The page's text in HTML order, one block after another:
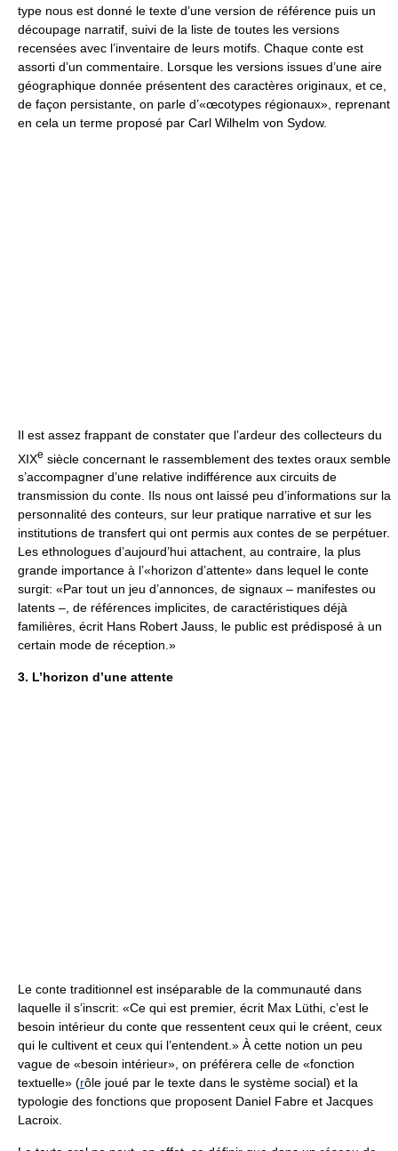
type nous est donné le texte d’une version de référence puis un
découpage narratif, suivi de la liste de toutes les versions
recensées avec l’inventaire de leurs motifs. Chaque conte est
assorti d’un commentaire. Lorsque les versions issues d’une aire
géographique donnée présentent des caractères originaux, et ce,
de façon persistante, on parle d’«œcotypes régionaux», reprenant
en cela un terme proposé par Carl Wilhelm von Sydow.
Il est assez frappant de constater que l’ardeur des collecteurs du
XIXe siècle concernant le rassemblement des textes oraux semble
s’accompagner d’une relative indifférence aux circuits de
transmission du conte. Ils nous ont laissé peu d’informations sur la
personnalité des conteurs, sur leur pratique narrative et sur les
institutions de transfert qui ont permis aux contes de se perpétuer.
Les ethnologues d’aujourd’hui attachent, au contraire, la plus
grande importance à l’«horizon d’attente» dans lequel le conte
surgit: «Par tout un jeu d’annonces, de signaux – manifestes ou
latents –, de références implicites, de caractéristiques déjà
familières, écrit Hans Robert Jauss, le public est prédisposé à un
certain mode de réception.»
3. L’horizon d’une attente
Le conte traditionnel est inséparable de la communauté dans
laquelle il s’inscrit: «Ce qui est premier, écrit Max Lüthi, c’est le
besoin intérieur du conte que ressentent ceux qui le créent, ceux
qui le cultivent et ceux qui l’entendent.» À cette notion un peu
vague de «besoin intérieur», on préférera celle de «fonction
textuelle» (rôle joué par le texte dans le système social) et la
typologie des fonctions que proposent Daniel Fabre et Jacques
Lacroix.